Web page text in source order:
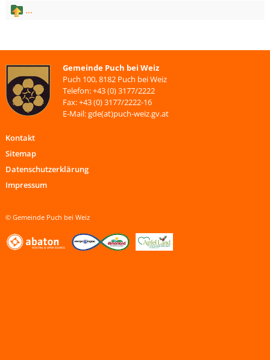
...
Gemeinde Puch bei Weiz
Puch 100, 8182 Puch bei Weiz
Telefon: +43 (0) 3177/2222
Fax: +43 (0) 3177/2222-16
E-Mail: gde(at)puch-weiz.gv.at
Kontakt
Sitemap
Datenschutzerklärung
Impressum
© Gemeinde Puch bei Weiz